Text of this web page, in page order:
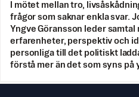
I mötet mellan tro,
frågor som saknar enkla svar.
Yngve Göransson leder
erfarenheter, perspektiv och
personliga till det politiskt
förstå mer än det som syns på